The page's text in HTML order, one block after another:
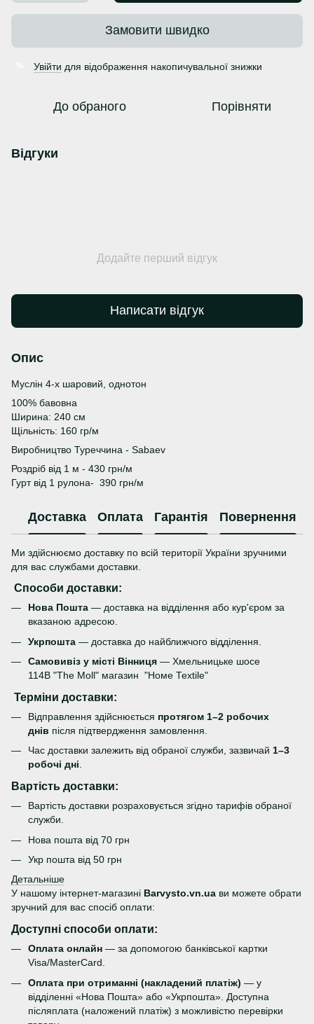
Замовити швидко
Увійти для відображення накопичувальної знижки
До обраного Порівняти
Відгуки
Додайте перший відгук
Написати відгук
Опис
Муслін 4-х шаровий, однотон
100% бавовна
Ширина: 240 см
Щільність: 160 гр/м
Виробництво Туреччина - Sabaev
Роздріб від 1 м - 430 грн/м
Гурт від 1 рулона- 390 грн/м
Доставка Оплата Гарантія Повернення
Ми здійснюємо доставку по всій території України зручними
для вас службами доставки.
Способи доставки:
Нова Пошта — доставка на відділення або кур'єром за
вказаною адресою.
Укрпошта — доставка до найближчого відділення.
Самовивіз у місті Вінниця — Хмельницьке шосе
114В "The Moll" магазин "Номе Теxtile"
Терміни доставки:
Відправлення здійснюється протягом 1–2 робочих
днів після підтвердження замовлення.
Час доставки залежить від обраної служби, зазвичай 1–3
робочі дні.
Вартість доставки:
Вартість доставки розраховується згідно тарифів обраної
служби.
Нова пошта від 70 грн
Укр пошта від 50 грн
Детальніше
У нашому інтернет-магазині Barvysto.vn.ua ви можете обрати
зручний для вас спосіб оплати:
Доступні способи оплати:
Оплата онлайн — за допомогою банківської картки
Visa/MasterCard.
Оплата при отриманні (накладений платіж) — у
відділенні «Нова Пошта» або «Укрпошта». Доступна
післяплата (наложений платіж) з можливістю перевірки